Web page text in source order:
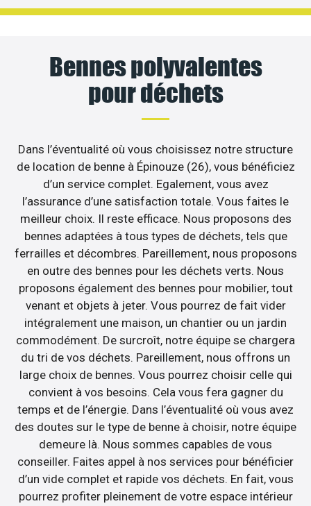
Bennes polyvalentes
pour déchets
Dans l’éventualité où vous choisissez notre structure
de location de benne à Épinouze (26), vous bénéficiez
d’un service complet. Egalement, vous avez
l’assurance d’une satisfaction totale. Vous faites le
meilleur choix. Il reste efficace. Nous proposons des
bennes adaptées à tous types de déchets, tels que
ferrailles et décombres. Pareillement, nous proposons
en outre des bennes pour les déchets verts. Nous
proposons également des bennes pour mobilier, tout
venant et objets à jeter. Vous pourrez de fait vider
intégralement une maison, un chantier ou un jardin
commodément. De surcroît, notre équipe se chargera
du tri de vos déchets. Pareillement, nous offrons un
large choix de bennes. Vous pourrez choisir celle qui
convient à vos besoins. Cela vous fera gagner du
temps et de l’énergie. Dans l’éventualité où vous avez
des doutes sur le type de benne à choisir, notre équipe
demeure là. Nous sommes capables de vous
conseiller. Faites appel à nos services pour bénéficier
d’un vide complet et rapide vos déchets. En fait, vous
pourrez profiter pleinement de votre espace intérieur